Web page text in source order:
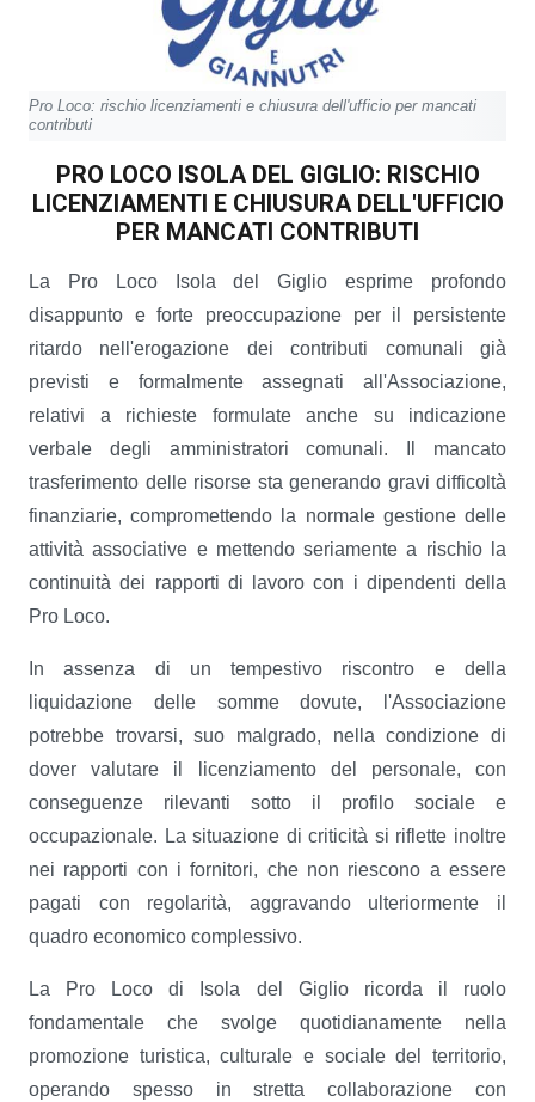
Pro Loco: rischio licenziamenti e chiusura dell'ufficio per mancati
contributi
PRO LOCO ISOLA DEL GIGLIO: RISCHIO
LICENZIAMENTI E CHIUSURA DELL'UFFICIO
PER MANCATI CONTRIBUTI
La Pro Loco Isola del Giglio esprime profondo
disappunto e forte preoccupazione per il persistente
ritardo nell'erogazione dei contributi comunali già
previsti e formalmente assegnati all'Associazione,
relativi a richieste formulate anche su indicazione
verbale degli amministratori comunali. Il mancato
trasferimento delle risorse sta generando gravi difficoltà
finanziarie, compromettendo la normale gestione delle
attività associative e mettendo seriamente a rischio la
continuità dei rapporti di lavoro con i dipendenti della
Pro Loco.
In assenza di un tempestivo riscontro e della
liquidazione delle somme dovute, l'Associazione
potrebbe trovarsi, suo malgrado, nella condizione di
dover valutare il licenziamento del personale, con
conseguenze rilevanti sotto il profilo sociale e
occupazionale. La situazione di criticità si riflette inoltre
nei rapporti con i fornitori, che non riescono a essere
pagati con regolarità, aggravando ulteriormente il
quadro economico complessivo.
La Pro Loco di Isola del Giglio ricorda il ruolo
fondamentale che svolge quotidianamente nella
promozione turistica, culturale e sociale del territorio,
operando spesso in stretta collaborazione con